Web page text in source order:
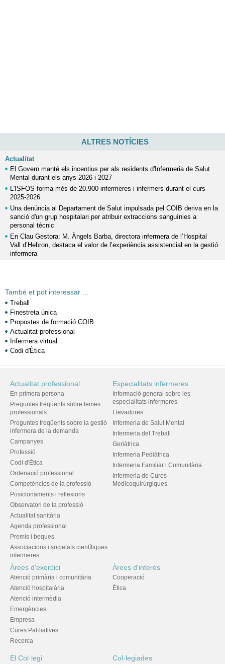
ALTRES NOTÍCIES
Actualitat
El Govern manté els incentius per als residents d'Infermeria de Salut
Mental durant els anys 2026 i 2027
L'ISFOS forma més de 20.900 infermeres i infermers durant el curs
2025-2026
Una denúncia al Departament de Salut impulsada pel COIB deriva en la
sanció d'un grup hospitalari per atribuir extraccions sanguínies a
personal tècnic
En Clau Gestora: M. Àngels Barba, directora infermera de l’Hospital
Vall d’Hebron, destaca el valor de l’experiència assistencial en la gestió
infermera
També et pot interessar ...
Treball
Finestreta única
Propostes de formació COIB
Actualitat professional
Infermera virtual
Codi d'Ètica
Actualitat professional
En primera persona
Preguntes freqüents sobre temes
professionals
Preguntes freqüents sobre la gestió
infermera de la demanda
Campanyes
Professió
Codi d'Ètica
Ordenació professional
Competències de la professió
Posicionaments i reflexions
Observatori de la professió
Actualitat sanitària
Agenda professional
Premis i beques
Associacions i societats científiques
infermeres
Especialitats infermeres
Informació general sobre les
especialitats infermeres
Llevadores
Infermeria de Salut Mental
Infermeria del Treball
Geriàtrica
Infermeria Pediàtrica
Infermeria Familiar i Comunitària
Infermeria de Cures
Medicoquirúrgiques
Àrees d'exercici
Atenció primària i comunitària
Atenció hospitalària
Atenció intermèdia
Emergències
Empresa
Cures Pal·liatives
Recerca
Àrees d'interès
Cooperació
Ètica
El Col·legi Col·legiades